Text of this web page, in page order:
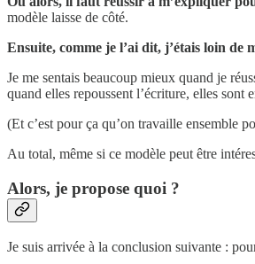
modèle laisse de côté.
Ensuite, comme je l’ai dit, j’étais loin
Je me sentais beaucoup mieux quand je
quand elles repoussent l’écriture, elles sont
(Et c’est pour ça qu’on travaille ensemble
Au total, même si ce modèle peut être
Alors, je propose quoi ?
Je suis arrivée à la conclusion suivante :